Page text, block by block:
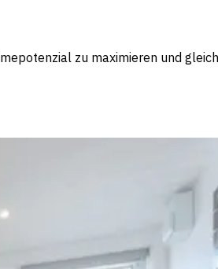
zu maximieren und